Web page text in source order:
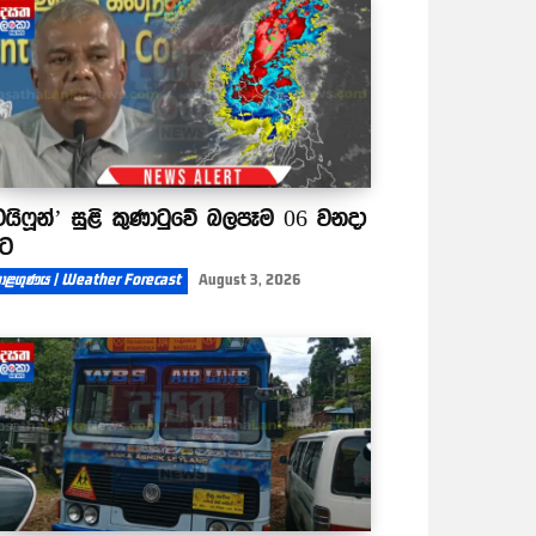
සුළි කුණාටුවේ බලපෑම 06 වනදා
| Weather Forecast August 3, 2026